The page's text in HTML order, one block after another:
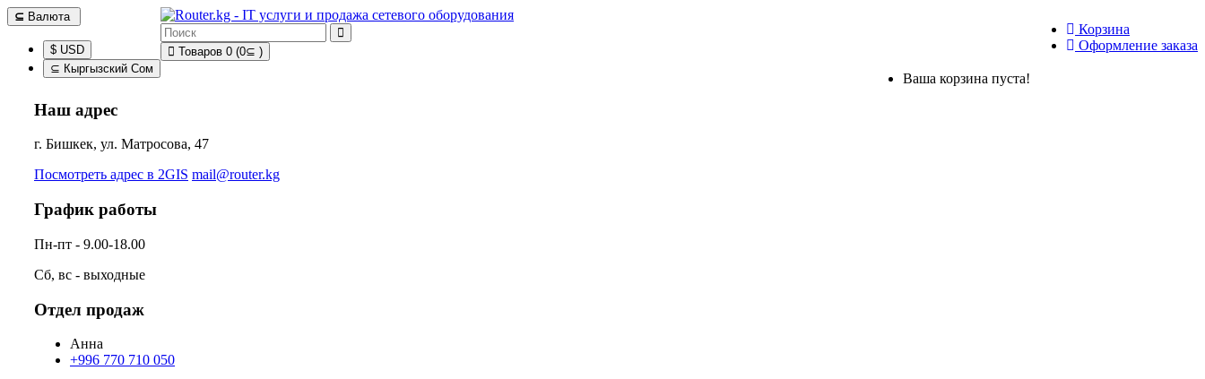
⊆ Валюта
$ USD
⊆ Кыргызский Сом
Корзина
Оформление заказа
Товаров 0 (0⊆ )
Ваша корзина пуста!
Наш адрес
г. Бишкек, ул. Матросова, 47
Посмотреть адрес в 2GIS mail@router.kg
График работы
Пн-пт - 9.00-18.00
Сб, вс - выходные
Отдел продаж
Анна
+996 770 710 050